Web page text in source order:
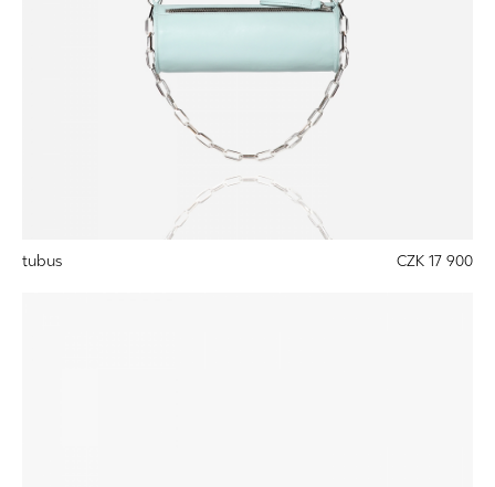
tubus CZK 17 900